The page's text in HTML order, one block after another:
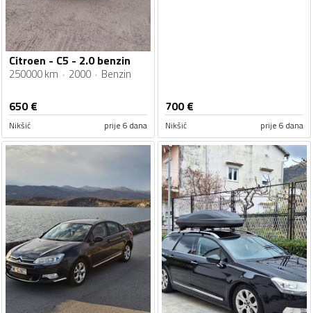
Citroen - C5 - 2.0 benzin
250000 km 2000 Benzin
650€
Nikšić prije 6 dana
700€
Nikšić prije 6 dana